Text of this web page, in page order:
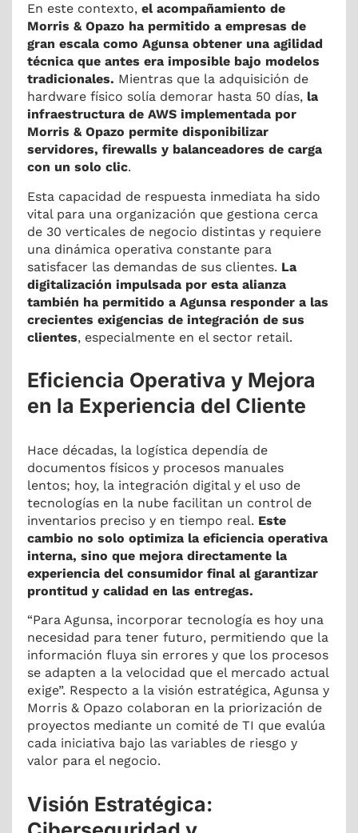
En este contexto,el acompañamiento de
Morris & Opazo ha permitido a empresas de
gran escala como Agunsa obtener una agilidad
técnica que antes era imposible bajo modelos
tradicionales. Mientras que la adquisición de
hardware físico solía demorar hasta 50 días, la
infraestructura de AWS implementada por
Morris & Opazo permite disponibilizar
servidores, firewalls y balanceadores de carga
con un solo clic.
Esta capacidad de respuesta inmediata ha sido
vital para una organización que gestiona cerca
de 30 verticales de negocio distintas y requiere
una dinámica operativa constante para
satisfacer las demandas de sus clientes. La
digitalización impulsada por esta alianza
también ha permitido a Agunsa responder a las
crecientes exigencias de integración de sus
clientes, especialmente en el sector retail.
Eficiencia Operativa y Mejora
en la Experiencia del Cliente
Hace décadas, la logística dependía de
documentos físicos y procesos manuales
lentos; hoy, la integración digital y el uso de
tecnologías en la nube facilitan un control de
inventarios preciso y en tiempo real. Este
cambio no solo optimiza la eficiencia operativa
interna, sino que mejora directamente la
experiencia del consumidor final al garantizar
prontitud y calidad en las entregas.
“Para Agunsa, incorporar tecnología es hoy una
necesidad para tener futuro, permitiendo que la
información fluya sin errores y que los procesos
se adapten a la velocidad que el mercado actual
exige”. Respecto a la visión estratégica, Agunsa y
Morris & Opazo colaboran en la priorización de
proyectos mediante un comité de TI que evalúa
cada iniciativa bajo las variables de riesgo y
valor para el negocio.
Visión Estratégica: